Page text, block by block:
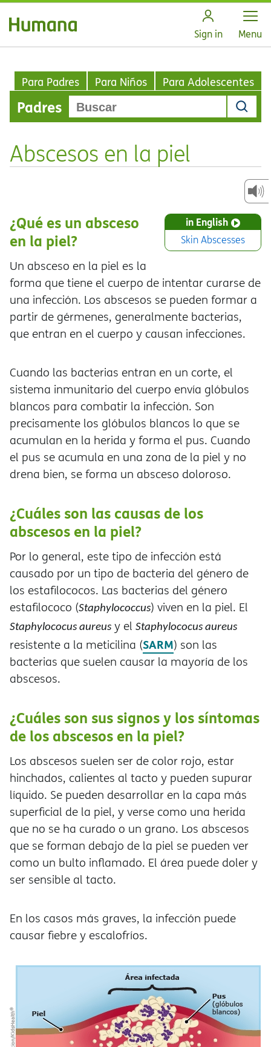
Sign in Open
Menu
Para Padres Para Niños Para Adolescentes
Padres
Abscesos en la piel
in English
Skin Abscesses
¿Qué es un absceso
en la piel?
Un absceso en la piel es la
forma que tiene el cuerpo de intentar curarse de
una infección. Los abscesos se pueden formar a
partir de gérmenes, generalmente bacterias,
que entran en el cuerpo y causan infecciones.
Cuando las bacterias entran en un corte, el
sistema inmunitario del cuerpo envía glóbulos
blancos para combatir la infección. Son
precisamente los glóbulos blancos lo que se
acumulan en la herida y forma el pus. Cuando
el pus se acumula en una zona de la piel y no
drena bien, se forma un absceso doloroso.
¿Cuáles son las causas de los
abscesos en la piel?
Por lo general, este tipo de infección est
causado por un tipo de bacteria del género de
los estafilococos. Las bacterias del género
estafilococo (Staphylococcus) viven en la piel. El
Staphylococus aureus y el Staphylococus aureus
resistente a la meticilina (SARM) son las
bacterias que suelen causar la mayoría de los
abscesos.
¿Cuáles son sus signos y los síntomas
de los abscesos en la piel?
Los abscesos suelen ser de color rojo, estar
hinchados, calientes al tacto y pueden supurar
líquido. Se pueden desarrollar en la capa más
superficial de la piel, y verse como una herida
que no se ha curado o un grano. Los abscesos
que se forman debajo de la piel se pueden ver
como un bulto inflamado. El área puede doler y
ser sensible al tacto.
En los casos más graves, la infección puede
causar fiebre y escalofríos.